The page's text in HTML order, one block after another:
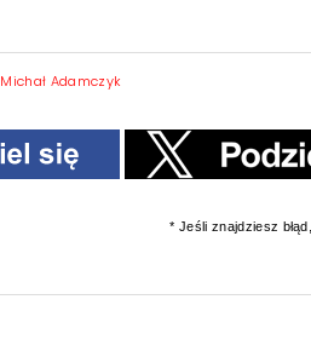
Michał Adamczyk
* Jeśli znajdziesz